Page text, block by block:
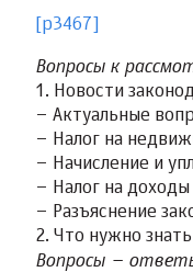
[p3467]
Вопросы к
1. Новости
– Актуальные
– Налог на
– Начисление и
– Налог на
– Разъяснение
2. Что нужно
Вопросы –